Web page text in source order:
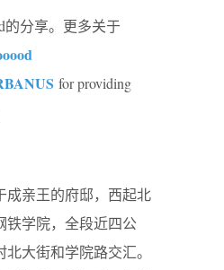
的分享。更多关于
for providing
成亲王的府邸，西起北
铁学院，全段近四公
大街和学院路交汇。